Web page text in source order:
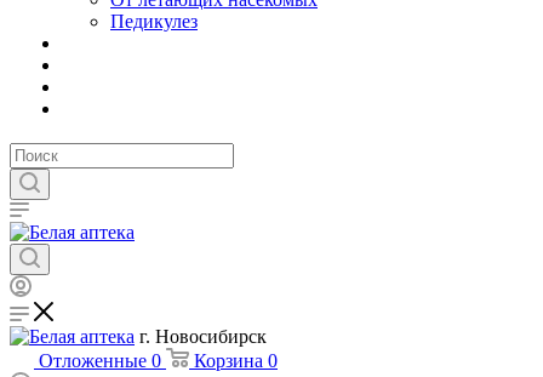
Педикулез
г. Новосибирск
Отложенные 0 Корзина 0